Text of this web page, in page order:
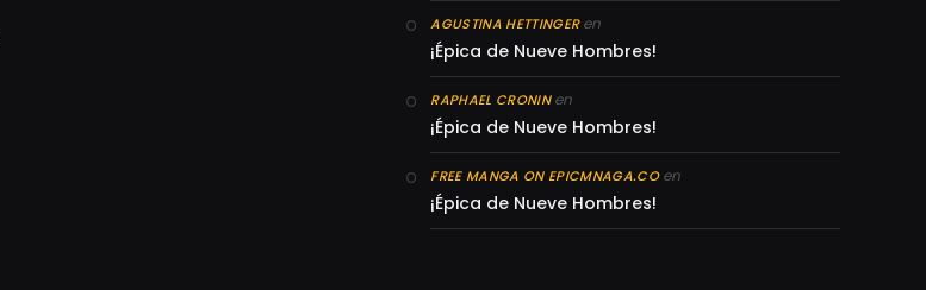
AGUSTINA HETTINGERen
¡Épica de Nueve Hombres!
RAPHAEL CRONINen
¡Épica de Nueve Hombres!
FREE MANGA ON EPICMNAGA.COen
¡Épica de Nueve Hombres!